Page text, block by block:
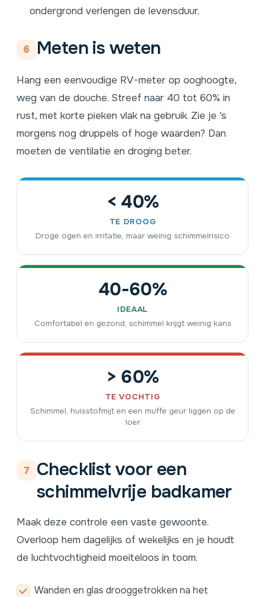
ondergrond verlengen de levensduur.
6 Meten is weten
Hang een eenvoudige RV-meter op ooghoogte,
weg van de douche. Streef naar 40 tot 60% in
rust, met korte pieken vlak na gebruik. Zie je ’s
morgens nog druppels of hoge waarden? Dan
moeten de ventilatie en droging beter.
< 40%
TE DROOG
Droge ogen en irritatie, maar weinig schimmelrisico
40-60%
IDEAAL
Comfortabel en gezond, schimmel krijgt weinig kans
> 60%
TE VOCHTIG
Schimmel, huisstofmijt en een muffe geur liggen op de
loer
7
Checklist voor een
schimmelvrije badkamer
Maak deze controle een vaste gewoonte.
Overloop hem dagelijks of wekelijks en je houdt
de luchtvochtigheid moeiteloos in toom.
Wanden en glas drooggetrokken na het